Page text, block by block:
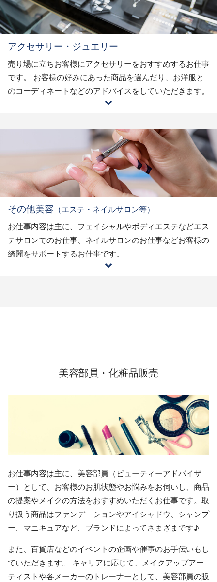
アクセサリー・ジュエリー
売り場に立ちお客様にアクセサリーをおすすめするお仕事
です。 お客様の好みにあった商品を選んだり、お洋服と
のコーディネートなどのアドバイスをしていただきます。
その他美容 （エステ・ネイルサロン等）
お仕事内容は主に、フェイシャルやボディエステなどエス
テサロンでのお仕事、ネイルサロンのお仕事などお客様の
綺麗をサポートするお仕事です。
美容部員・化粧品販売
お仕事内容は主に、美容部員（ビューティーアドバイザ
ー）として、お客様のお肌状態やお悩みをお伺いし、商品
の提案やメイクの方法をおすすめいただくお仕事です。取
り扱う商品はファンデーションやアイシャドウ、シャンプ
ー、マニキュアなど、ブランドによってさまざまです♪
また、百貨店などのイベントの企画や催事のお手伝いもし
ていただきます。 キャリアに応じて、メイクアップアー
ティストや各メーカーのトレーナーとして、美容部員の販